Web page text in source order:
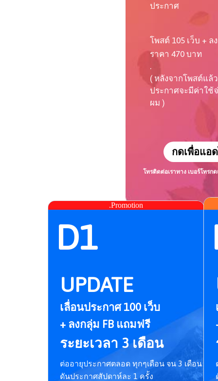
ประกาศ
โพสต์ 105 เว็บ + ล
ราคา 470 บาท
.
( หลังจากโพสต์แล้
ประกาศจะมีค่าใช้
ผม )
กดเพื่อแอ
โทรติดต่อเราทาง เบอร์โทรกด
.Promotion
D1
UPDATE
เลื่อนประกาศ 100 เว็บ
+ ลงกลุ่ม FB แถมฟรี
ระยะเวลา 3 เดือน
ต่ออายุประกาศตลอด ทุกๆเดือน จน 3 เดือน
ดันประกาศสัปดาห์ละ 1 ครั้ง